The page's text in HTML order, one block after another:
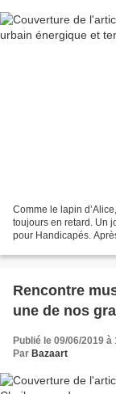
Comme le lapin
toujours en retard. Un
pour Handicapés.
Rencontre
une de nos
Publié le 09/06/2019 à
Par Bazaart